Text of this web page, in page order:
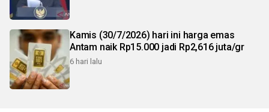
Kamis (30/7/2026) hari ini harga emas
Antam naik Rp15.000 jadi Rp2,616 juta/gr
6 hari lalu